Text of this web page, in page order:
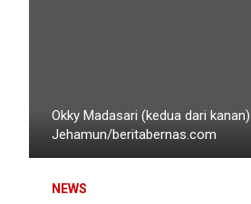
Okky Madasari (kedua dari
Jehamun/beritabernas.com
NEWS